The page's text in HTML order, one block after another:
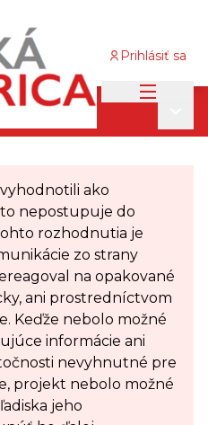
Prihlásiť sa
2026 /
ako
nepostupuje do
rozhodnutia je
zo strany
na opakované
ani prostredníctvom
Keďže nebolo možné
informácie ani
nevyhnutné pre
projekt nebolo možné
jeho